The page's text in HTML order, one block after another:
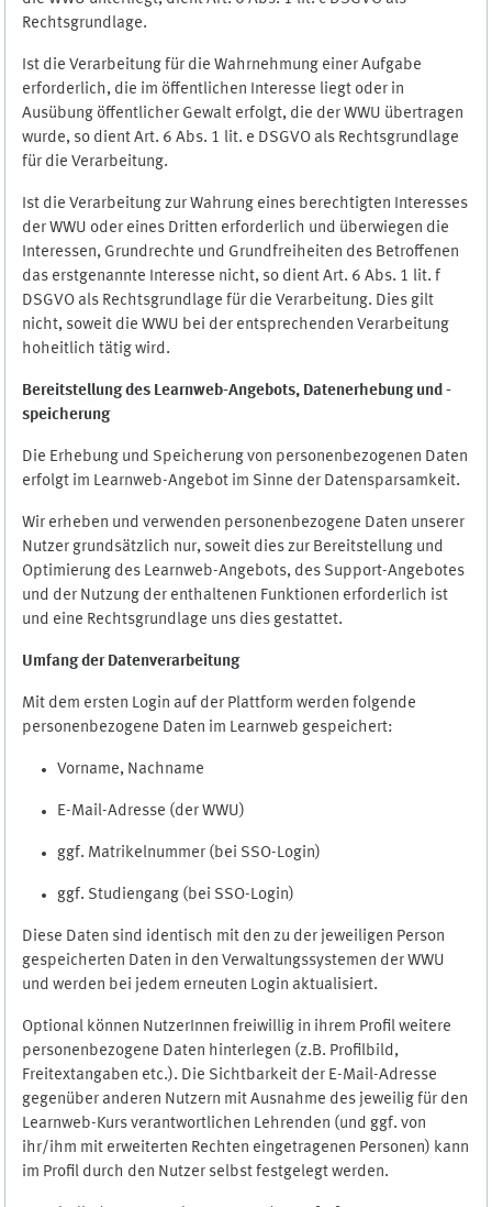
Rechtsgrundlage.
Ist die Verarbeitung für die Wahrnehmung einer Aufgabe
erforderlich, die im öffentlichen Interesse liegt oder in
Ausübung öffentlicher Gewalt erfolgt, die der WWU übertragen
wurde, so dient Art. 6 Abs. 1 lit. e DSGVO als Rechtsgrundlage
für die Verarbeitung.
Ist die Verarbeitung zur Wahrung eines berechtigten Interesses
der WWU oder eines Dritten erforderlich und überwiegen die
Interessen, Grundrechte und Grundfreiheiten des Betroffenen
das erstgenannte Interesse nicht, so dient Art. 6 Abs. 1 lit. f
DSGVO als Rechtsgrundlage für die Verarbeitung. Dies gilt
nicht, soweit die WWU bei der entsprechenden Verarbeitung
hoheitlich tätig wird.
Bereitstellung des Learnweb-Angebots, Datenerhebung und -
speicherung
Die Erhebung und Speicherung von personenbezogenen Daten
erfolgt im Learnweb-Angebot im Sinne der Datensparsamkeit.
Wir erheben und verwenden personenbezogene Daten unserer
Nutzer grundsätzlich nur, soweit dies zur Bereitstellung und
Optimierung des Learnweb-Angebots, des Support-Angebotes
und der Nutzung der enthaltenen Funktionen erforderlich ist
und eine Rechtsgrundlage uns dies gestattet.
Umfang der Datenverarbeitung
Mit dem ersten Login auf der Plattform werden folgende
personenbezogene Daten im Learnweb gespeichert:
Vorname, Nachname
E-Mail-Adresse (der WWU)
ggf. Matrikelnummer (bei SSO-Login)
ggf. Studiengang (bei SSO-Login)
Diese Daten sind identisch mit den zu der jeweiligen Person
gespeicherten Daten in den Verwaltungssystemen der WWU
und werden bei jedem erneuten Login aktualisiert.
Optional können NutzerInnen freiwillig in ihrem Profil weitere
personenbezogene Daten hinterlegen (z.B. Profilbild,
Freitextangaben etc.). Die Sichtbarkeit der E-Mail-Adresse
gegenüber anderen Nutzern mit Ausnahme des jeweilig für den
Learnweb-Kurs verantwortlichen Lehrenden (und ggf. von
ihr/ihm mit erweiterten Rechten eingetragenen Personen) kann
im Profil durch den Nutzer selbst festgelegt werden.